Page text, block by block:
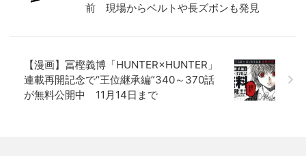
前 現場からベルトや長ズボンも発見
【漫画】冨樫義博「HUNTER×HUNTER」
連載再開記念で“王位継承編”340～370話
が無料公開中 11月14日まで